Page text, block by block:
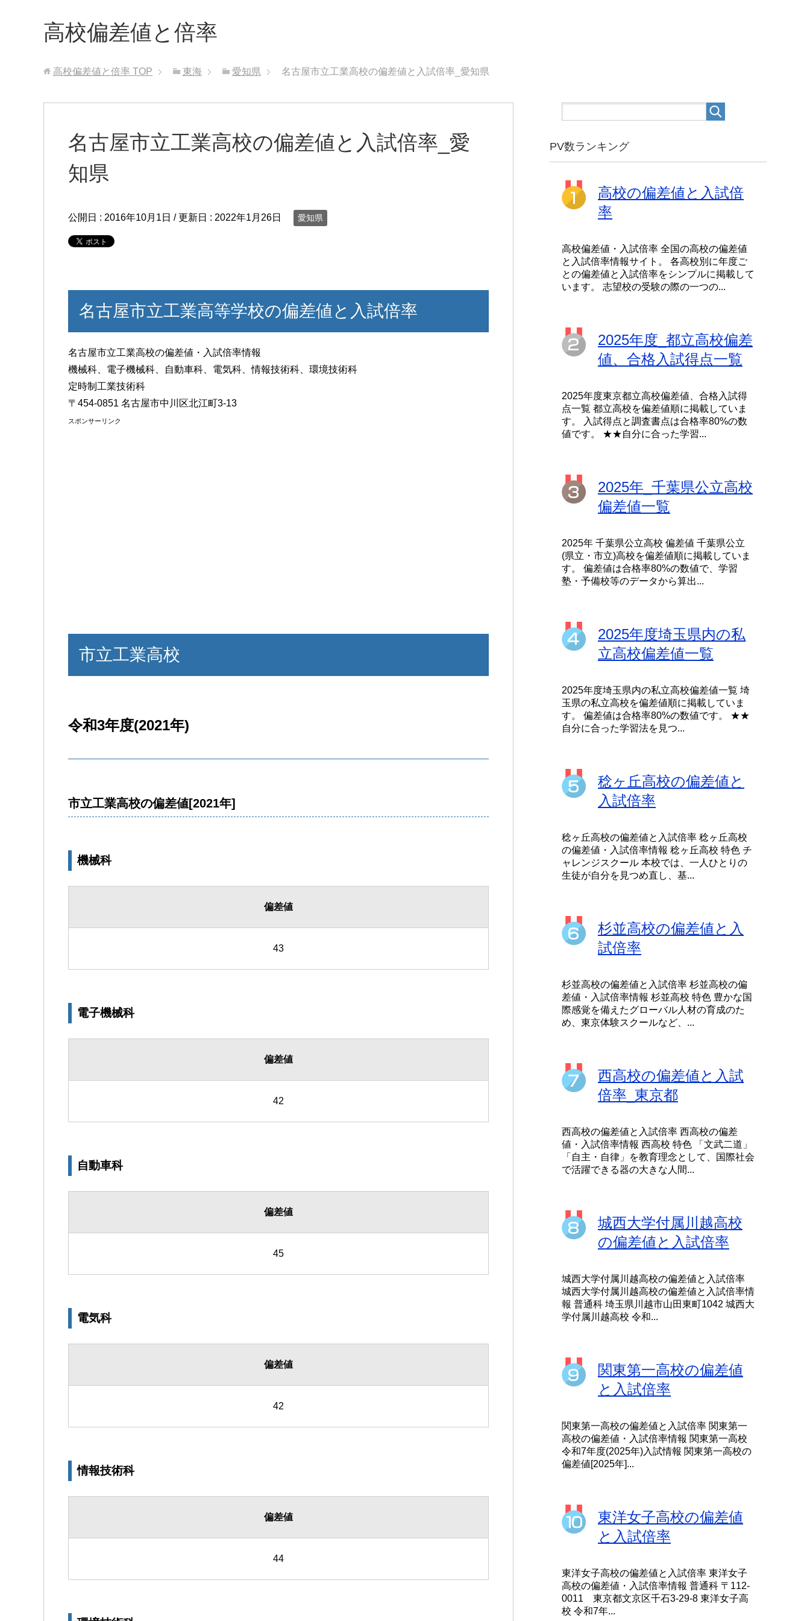
高校偏差値と倍率
高校偏差値と倍率 TOP 東海 愛知県 名古屋市立工業高校の偏差値と入試倍率_愛知県
名古屋市立工業高校の偏差値と入試倍率_愛
知県
公開日 : 2016年10月1日 / 更新日 : 2022年1月26日 愛知県
名古屋市立工業高等学校の偏差値と入試倍率
名古屋市立工業高校の偏差値・入試倍率情報
機械科、電子機械科、自動車科、電気科、情報技術科、環境技術科
定時制工業技術科
〒454-0851 名古屋市中川区北江町3-13
スポンサーリンク
市立工業高校
令和3年度(2021年)
市立工業高校の偏差値[2021年]
機械科
偏差値
43
電子機械科
偏差値
42
自動車科
偏差値
45
電気科
偏差値
42
情報技術科
偏差値
44
PV数ランキング
高校の偏差値と入試倍
率
高校偏差値・入試倍率 全国の高校の偏差値
と入試倍率情報サイト。 各高校別に年度ご
との偏差値と入試倍率をシンプルに掲載して
います。 志望校の受験の際の一つの...
2025年度_都立高校偏差
値、合格入試得点一覧
2025年度東京都立高校偏差値、合格入試得
点一覧 都立高校を偏差値順に掲載していま
す。 入試得点と調査書点は合格率80%の数
値です。 ★★自分に合った学習...
2025年_千葉県公立高校
偏差値一覧
2025年 千葉県公立高校 偏差値 千葉県公立
(県立・市立)高校を偏差値順に掲載していま
す。 偏差値は合格率80%の数値で、学習
塾・予備校等のデータから算出...
2025年度埼玉県内の私
立高校偏差値一覧
2025年度埼玉県内の私立高校偏差値一覧 埼
玉県の私立高校を偏差値順に掲載していま
す。 偏差値は合格率80%の数値です。 ★★
自分に合った学習法を見つ...
稔ヶ丘高校の偏差値と
入試倍率
稔ヶ丘高校の偏差値と入試倍率 稔ヶ丘高校
の偏差値・入試倍率情報 稔ヶ丘高校 特色 チ
ャレンジスクール 本校では、一人ひとりの
生徒が自分を見つめ直し、基...
杉並高校の偏差値と入
試倍率
杉並高校の偏差値と入試倍率 杉並高校の偏
差値・入試倍率情報 杉並高校 特色 豊かな国
際感覚を備えたグローバル人材の育成のた
め、東京体験スクールなど、...
西高校の偏差値と入試
倍率_東京都
西高校の偏差値と入試倍率 西高校の偏差
値・入試倍率情報 西高校 特色 「文武二道」
「自主・自律」を教育理念として、国際社会
で活躍できる器の大きな人間...
城西大学付属川越高校
の偏差値と入試倍率
城西大学付属川越高校の偏差値と入試倍率
城西大学付属川越高校の偏差値と入試倍率情
報 普通科 埼玉県川越市山田東町1042 城西大
学付属川越高校 令和...
関東第一高校の偏差値
と入試倍率
関東第一高校の偏差値と入試倍率 関東第一
高校の偏差値・入試倍率情報 関東第一高校
令和7年度(2025年)入試情報 関東第一高校の
偏差値[2025年]...
東洋女子高校の偏差値
と入試倍率
東洋女子高校の偏差値と入試倍率 東洋女子
高校の偏差値・入試倍率情報 普通科 〒112-
0011 東京都文京区千石3-29-8 東洋女子高
校 令和7年...